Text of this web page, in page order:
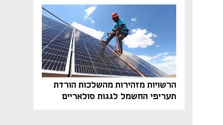
על הקרקע
הרשויות מזהירות מהשלכות הורדת
תעריפי החשמל לגגות סולאריים